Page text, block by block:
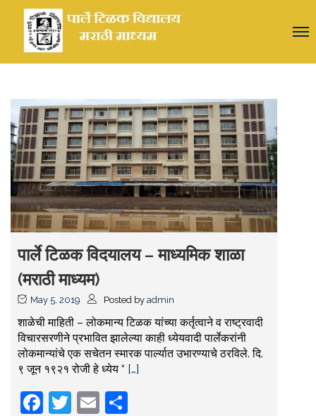
पार्ले टिळक विदयालय – माध्यमिक शाळा
(मराठी माध्यम)
May 5, 2019 Posted by admin
शाळेची माहिती – लोकमान्य टिळक यांच्या कर्तृत्वाने व राष्ट्रवादी
विचारसरणीने प्रभावित झालेल्या काही ध्येयवादी पार्लेकरांनी
लोकमान्यांचे एक सचेतन स्मारक पार्ल्यात उभारण्याचे ठरविले. दि.
९ जून १९२१ रोजी हे ध्येय “ […]
Facebook
Twitter
Email